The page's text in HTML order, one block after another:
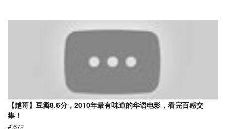
【越哥】豆瓣8.6分，2010年最有味道的华语电影，看完百感交
集！
# 672